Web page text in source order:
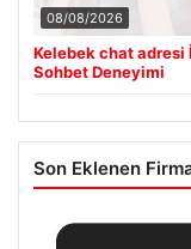
08/08/2026
Kelebek chat
Sohbet Deneyimi
Son Eklenen